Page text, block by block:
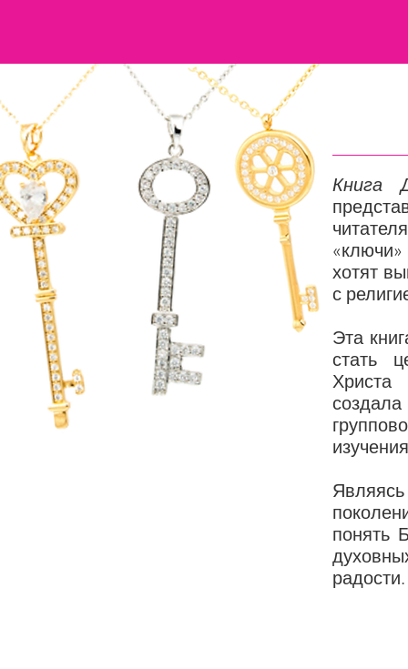
Книга
хотят
с
Эта
стать
Христа
понять